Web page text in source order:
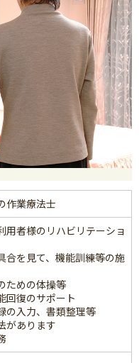
作業療法士
用者様のリハビリテーショ
合を見て、機能訓練等の施
ための体操等
回復のサポート
の入力、書類整理等
があります